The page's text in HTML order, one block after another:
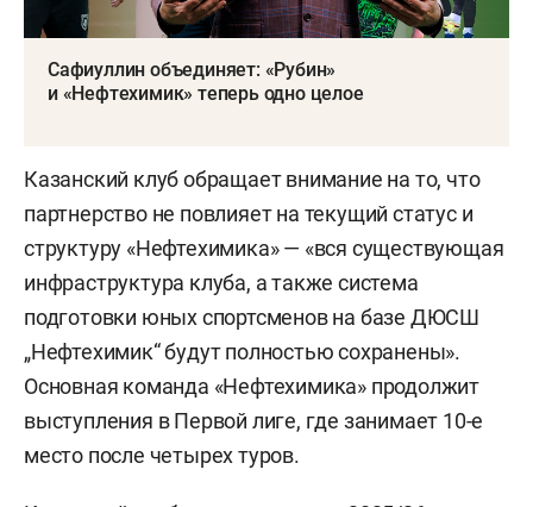
Сафиуллин объединяет: «Рубин»
и «Нефтехимик» теперь одно целое
Казанский клуб обращает внимание на то, что
партнерство не повлияет на текущий статус и
структуру «Нефтехимика» — «вся существующая
инфраструктура клуба, а также система
подготовки юных спортсменов на базе ДЮСШ
„Нефтехимик“ будут полностью сохранены».
Основная команда «Нефтехимика» продолжит
выступления в Первой лиге, где занимает 10-е
место после четырех туров.